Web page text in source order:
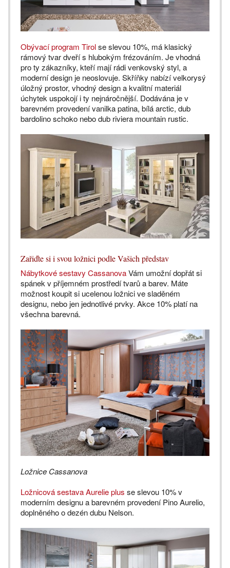
Obývací program Tirolse slevou 10%, má klasický
rámový tvar dveří s hlubokým frézováním. Je vhodná
pro ty zákazníky, kteří mají rádi venkovský styl, a
moderní design je neoslovuje. Skříňky nabízí velkorysý
úložný prostor, vhodný design a kvalitní materiál
úchytek uspokojí i ty nejnáročnější. Dodávána je v
barevném provedení vanilka patina, bílá arctic, dub
bardolino schoko nebo dub riviera mountain rustic.
Zařiďte si i svou ložnici podle Vašich představ
Nábytkové sestavy CassanovaVám umožní dopřát si
spánek v příjemném prostředí tvarů a barev. Máte
možnost koupit si ucelenou ložnici ve sladěném
designu, nebo jen jednotlivé prvky. Akce 10% platí na
všechna barevná.
Ložnice Cassanova
Ložnicová sestava Aurelie plus se slevou 10% v
moderním designu a barevném provedení Pino Aurelio,
doplněného o dezén dubu Nelson.